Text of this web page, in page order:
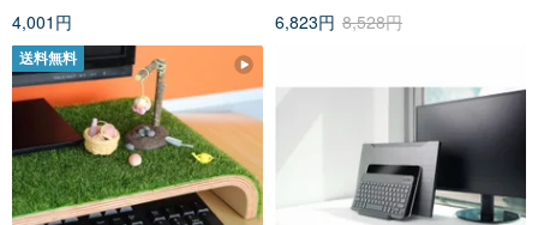
4,001円
6,823円 8,528円
送料無料